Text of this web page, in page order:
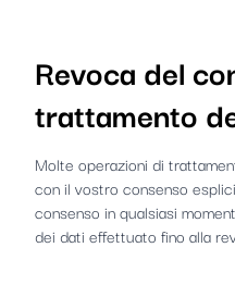
Revoca del
trattamento
Molte operazioni di
con il vostro consenso
consenso in qualsiasi
dei dati effettuato fino alla